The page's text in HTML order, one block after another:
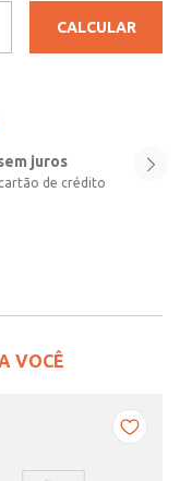
CALCULAR
juros
de crédito
VOCÊ